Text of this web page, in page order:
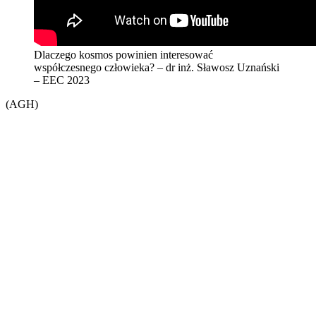
Dlaczego kosmos powinien interesować
współczesnego człowieka? – dr inż. Sławosz Uznański
– EEC 2023
(AGH)